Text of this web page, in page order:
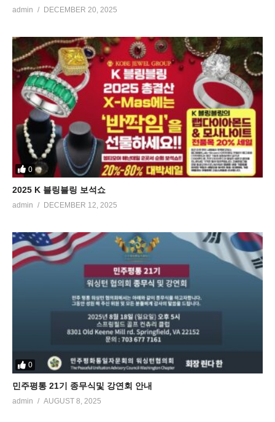
admin DECEMBER 20, 2025
0
2025 K 블링블링 보석쇼
admin DECEMBER 12, 2025
0
민주평통 21기 종무식및 강연회 안내
admin AUGUST 8, 2025